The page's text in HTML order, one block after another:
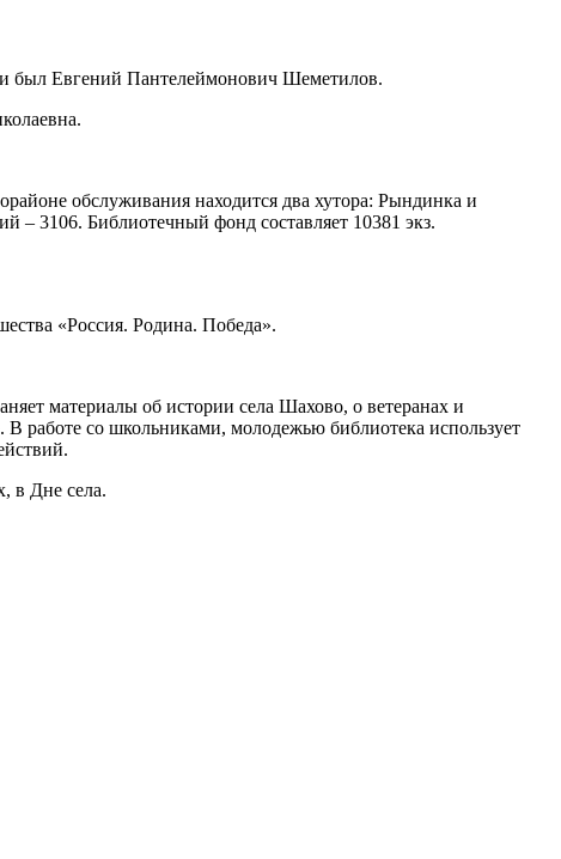
был Евгений Пантелеймонович Шеметилов.
обслуживания находится два хутора: Рындинка и
– 3106. Библиотечный фонд составляет 10381 экз.
«Россия. Родина. Победа».
материалы об истории села Шахово, о ветеранах и
работе со школьниками, молодежью библиотека использует
в Дне села.